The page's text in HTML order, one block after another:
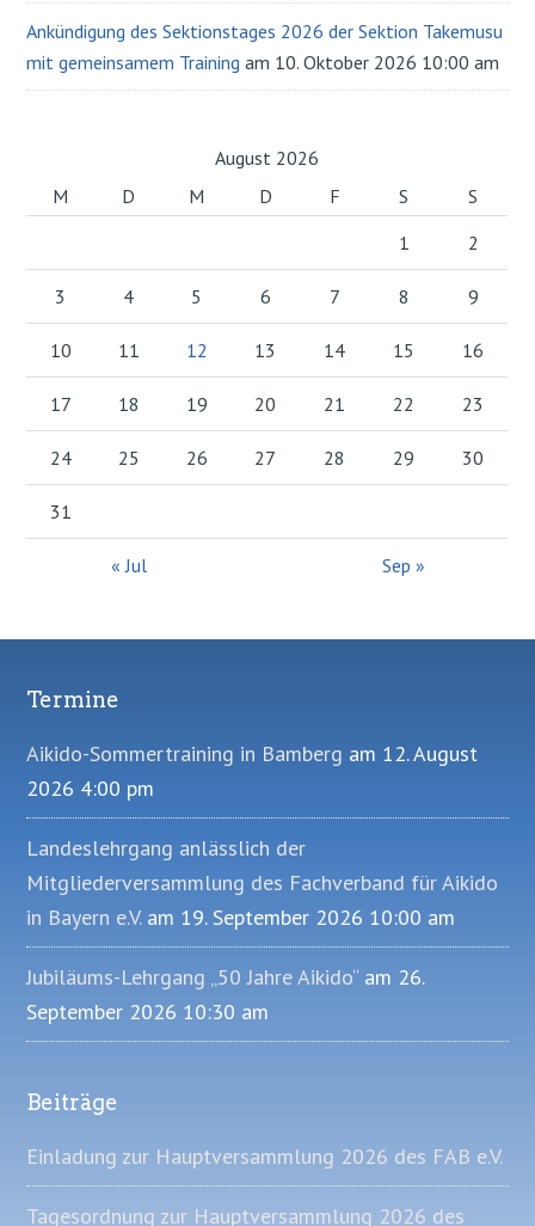
Ankündigung des Sektionstages 2026 der Sektion Takemusu
mit gemeinsamem Training am 10. Oktober 2026 10:00 am
August 2026
M
D M D F S
S
1
2
3 4 5 6 7 8 9
10 11 12 13 14 15 16
17 18 19 20 21 22 23
24 25 26 27 28 29 30
31
« Jul Sep »
Footer
Termine
Aikido-Sommertraining in Bamberg am 12. August
2026 4:00 pm
Landeslehrgang anlässlich der
Mitgliederversammlung des Fachverband für Aikido
in Bayern e.V.am 19. September 2026 10:00 am
Jubiläums-Lehrgang „50 Jahre Aikido“am 26.
September 2026 10:30 am
Beiträge
Einladung zur Hauptversammlung 2026 des FAB e.V.
Tagesordnung zur Hauptversammlung 2026 des